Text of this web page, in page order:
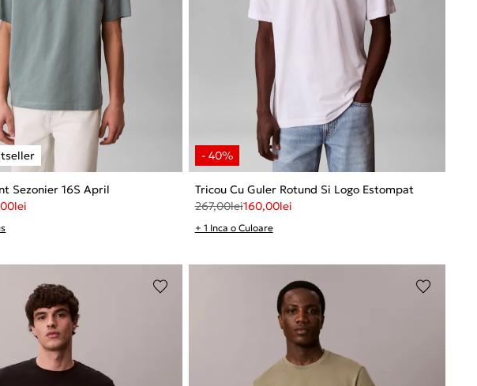
Sezonier 16S April
lei
Tricou Cu Guler Rotund Si Logo Estompat
267,00lei160,00lei
+ 1 Inca o Culoare